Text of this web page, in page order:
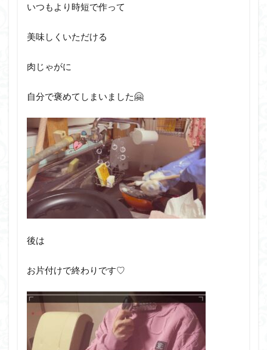
いつもより時短で作って
美味しくいただける
肉じゃがに
自分で褒めてしまいました🤗
後は
お片付けで終わりです♡